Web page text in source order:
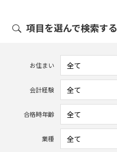
項目を選んで検索する
お住まい
会計経験
合格時年齢
業種